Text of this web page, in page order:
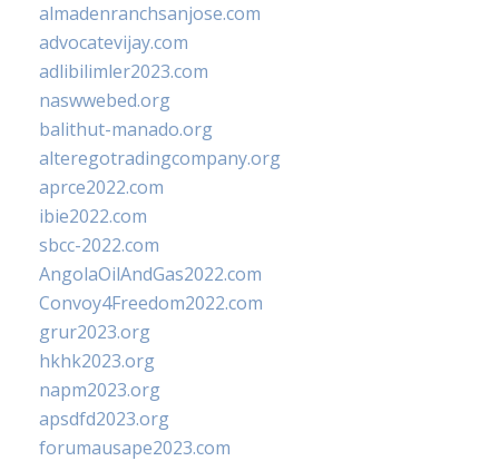
almadenranchsanjose.com
advocatevijay.com
adlibilimler2023.com
naswwebed.org
balithut-manado.org
alteregotradingcompany.org
aprce2022.com
ibie2022.com
sbcc-2022.com
AngolaOilAndGas2022.com
Convoy4Freedom2022.com
grur2023.org
hkhk2023.org
napm2023.org
apsdfd2023.org
forumausape2023.com